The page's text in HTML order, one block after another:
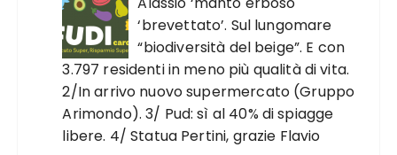
‘brevettato’. Sul lungomare
“biodiversità del beige”. E con
3.797 residenti in meno più qualità di vita.
2/In arrivo nuovo supermercato (Gruppo
Arimondo). 3/ Pud: sì al 40% di spiagge
libere. 4/ Statua Pertini, grazie Flavio